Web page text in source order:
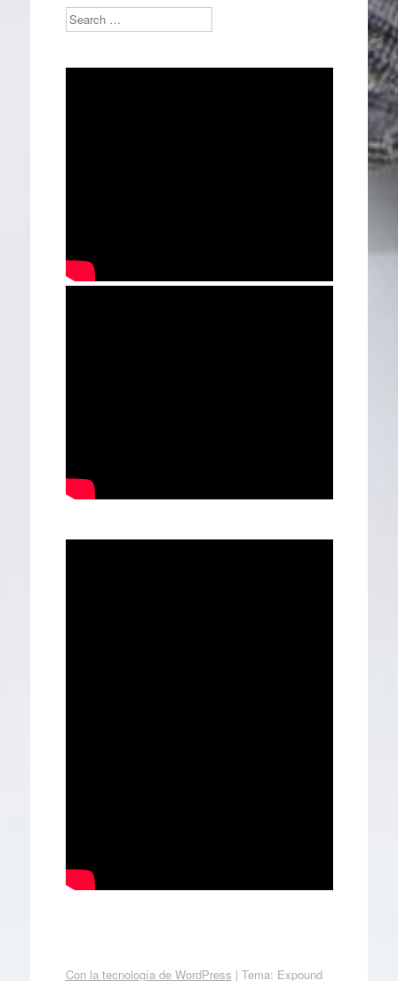
Search
Con la tecnología de WordPress | Tema: Expound